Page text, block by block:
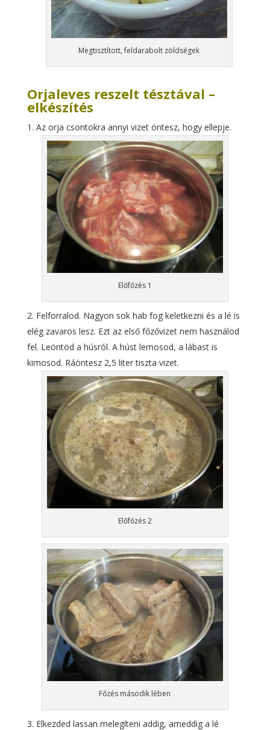
Megtisztított, feldarabolt zöldségek
Orjaleves reszelt tésztával –
elkészítés
Az orja csontokra annyi vizet öntesz, hogy ellepje.
Előfőzés 1
Felforralod. Nagyon sok hab fog keletkezni és a lé is
elég zavaros lesz. Ezt az első főzővizet nem használod
fel. Leöntöd a húsról. A húst lemosod, a lábast is
kimosod. Ráöntesz 2,5 liter tiszta vizet.
Előfőzés 2
Főzés második lében
Elkezded lassan melegíteni addig, ameddig a lé